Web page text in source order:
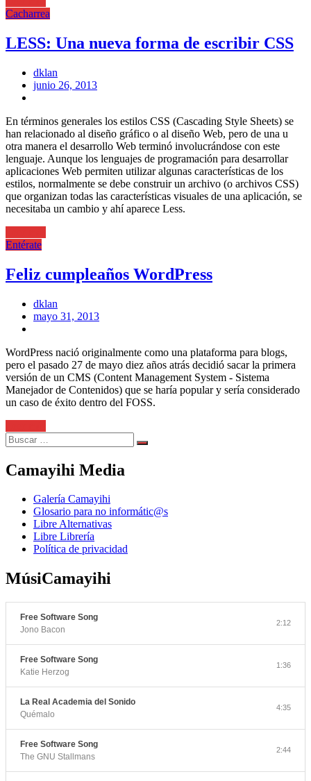
Cacharrea
LESS: Una nueva forma de escribir CSS
dklan
Posted
junio 26, 2013
En términos generales los estilos CSS (Cascading Style Sheets) se
han relacionado al diseño gráfico o al diseño Web, pero de una u
otra manera el desarrollo Web terminó involucrándose con este
lenguaje. Aunque los lenguajes de programación para desarrollar
aplicaciones Web permiten utilizar algunas características de los
estilos, normalmente se debe construir un archivo (o archivos CSS)
que organizan todas las características visuales de una aplicación, se
necesitaba un cambio y ahí aparece Less.
Entérate
Feliz cumpleaños WordPress
dklan
Posted
mayo 31, 2013
WordPress nació originalmente como una plataforma para blogs,
pero el pasado 27 de mayo diez años atrás decidió sacar la primera
versión de un CMS (Content Management System - Sistema
Manejador de Contenidos) que se haría popular y sería considerado
un caso de éxito dentro del FOSS.
Search
for:
Search
Camayihi Media
Galería Camayihi
Glosario para no informátic@s
Libre Alternativas
Libre Librería
Política de privacidad
MúsiCamayihi
Free Software Song
Jono Bacon
2:12
Free Software Song
Katie Herzog
1:36
La Real Academia del Sonido
Quémalo
4:35
Free Software Song
The GNU Stallmans
2:44